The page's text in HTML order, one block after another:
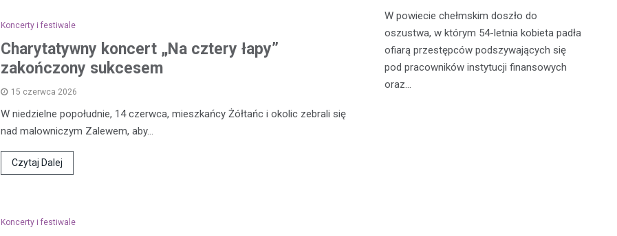
Koncerty i festiwale
Charytatywny koncert „Na cztery łapy”
zakończony sukcesem
15 czerwca 2026
W niedzielne popołudnie, 14 czerwca, mieszkańcy Żółtańc i okolic zebrali się
nad malowniczym Zalewem, aby…
Czytaj Dalej
Koncerty i festiwale
letniego chłopca. Zatrzymany 38-latek miał
W powiecie chełmskim doszło do
oszustwa, w którym 54-letnia kobieta padła
ofiarą przestępców podszywających się
pod pracowników instytucji finansowych
oraz…